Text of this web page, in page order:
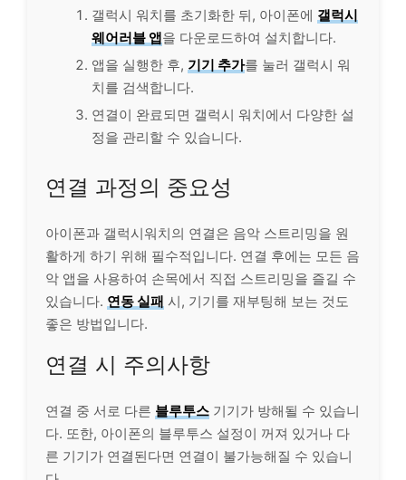
갤럭시 워치를 초기화한 뒤, 아이폰에 갤럭시
웨어러블 앱을 다운로드하여 설치합니다.
앱을 실행한 후, 기기 추가를 눌러 갤럭시 워
치를 검색합니다.
연결이 완료되면 갤럭시 워치에서 다양한 설
정을 관리할 수 있습니다.
연결 과정의 중요성
아이폰과 갤럭시워치의 연결은 음악 스트리밍을 원
활하게 하기 위해 필수적입니다. 연결 후에는 모든 음
악 앱을 사용하여 손목에서 직접 스트리밍을 즐길 수
있습니다. 연동 실패 시, 기기를 재부팅해 보는 것도
좋은 방법입니다.
연결 시 주의사항
연결 중 서로 다른 블루투스 기기가 방해될 수 있습니
다. 또한, 아이폰의 블루투스 설정이 꺼져 있거나 다
른 기기가 연결된다면 연결이 불가능해질 수 있습니